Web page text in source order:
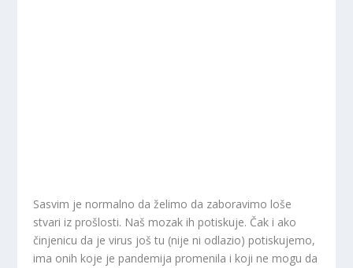
Sasvim je normalno da želimo da zaboravimo loše
stvari iz prošlosti. Naš mozak ih potiskuje. Čak i ako
činjenicu da je virus još tu (nije ni odlazio) potiskujemo,
ima onih koje je pandemija promenila i koji ne mogu da